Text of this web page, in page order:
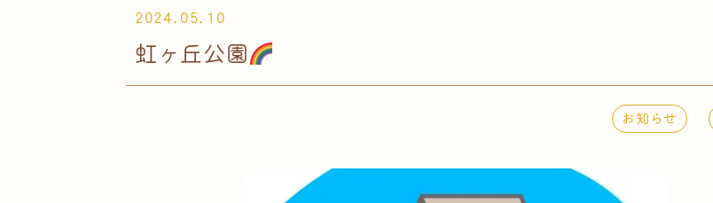
2024.05.10
虹ヶ丘公園
お知らせ